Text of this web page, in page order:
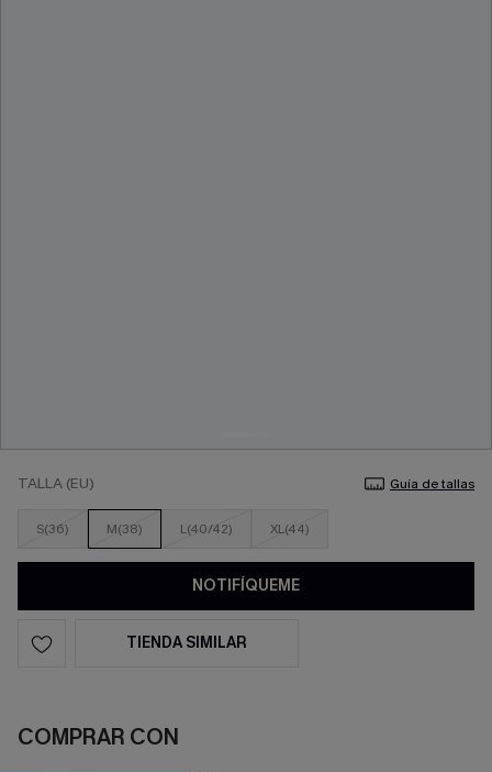
TALLA (EU) Guía de tallas
S(36) M(38) L(40/42) XL(44)
NOTIFÍQUEME
TIENDA SIMILAR
COMPRAR CON